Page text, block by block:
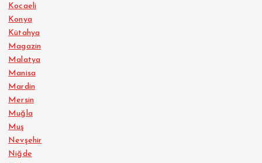
Kocaeli
Konya
Kütahya
Magazin
Malatya
Manisa
Mardin
Mersin
Muğla
Muş
Nevşehir
Niğde